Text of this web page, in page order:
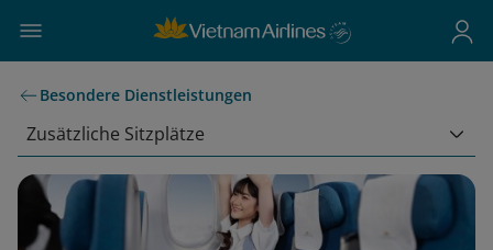
Besondere Dienstleistungen
Zusätzliche Sitzplätze